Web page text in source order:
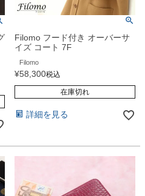
Filomo フード付き オーバーサ
イズ コート 7F
Filomo
¥58,300税込
在庫切れ
詳細を見る